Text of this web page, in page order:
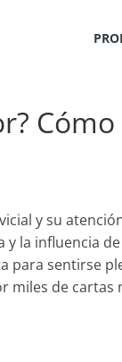
y su
la influencia
para sentirse
de cartas